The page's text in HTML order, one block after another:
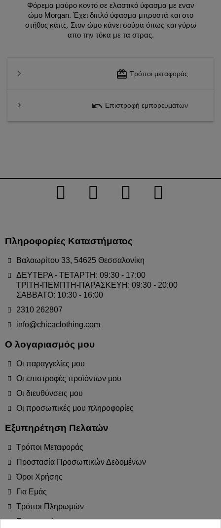
Φόρεμα μαύρο κοντό σε ελαστικό ύφασμα με εναν
ώμο Morgan. Έχει διπλό ύφασμα μπροστά και στο
στήθος καπς. Στον ώμο κάνει σούρα όπως και γύρω
απο την τόκα με τα στρας.
redeem Τρόποι μεταφοράς
undo Επιστροφή εμπορευμάτων
Πληροφορίες Καταστήματος
Βαλαωρίτου 33, 54625 Θεσσαλονίκη
ΔΕΥΤΕΡΑ - ΤΕΤΑΡΤΗ: 09:30 - 17:00
ΤΡΙΤΗ-ΠΕΜΠΤΗ-ΠΑΡΑΣΚΕΥΗ: 09:30 - 20:00
ΣΑΒΒΑΤΟ: 10:30 - 16:00
2310 262807
info@chicaclothing.com
Ο λογαριασμός μου
Οι παραγγελίες μου
Οι επιστροφές προϊόντων μου
Οι διευθύνσεις μου
Οι προσωπικές μου πληροφορίες
Εξυπηρέτηση Πελατών
Τρόποι Μεταφοράς
Προστασία Προσωπικών Δεδομένων
Όροι Χρήσης
Για Εμάς
Τρόποι Πληρωμών
Επιστροφές